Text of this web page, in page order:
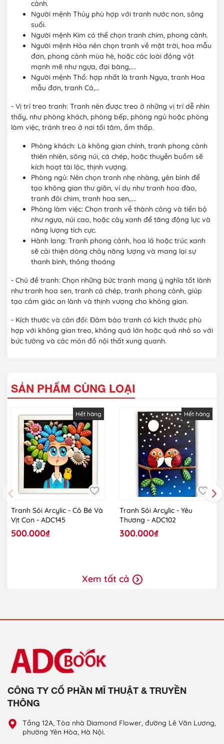
cảnh.
Người mệnh Thủy phù hợp với tranh nước non, sông
suối.
Người mệnh Kim có thể chọn tranh chim, phong cảnh.
Người mệnh Hỏa nên chọn tranh về mặt trời, hoa mẫu
đơn, phong cảnh mùa hè, hoặc các loài động vật
mạnh mẽ như ngựa, đại bàng,....
Người mệnh Thổ: hợp nhất là tranh Ngựa, tranh Hoa
mẫu đơn, tranh Cá,…
- Vị trí treo tranh: Tranh nên được treo ở những vị trí dễ nhìn
thấy, như phòng khách, phòng bếp, phòng ngủ hoặc phòng
làm việc, tránh treo ở nơi tối tăm, ẩm thấp.
Phòng khách: Là không gian chính, tranh phong cảnh
thiên nhiên, sông núi, cá chép, hoặc thuyền buồm sẽ
kích hoạt tài lộc, thịnh vượng.
Phòng ngủ: Nên chọn tranh nhẹ nhàng, yên bình để
tạo không gian thư giãn, ví dụ như tranh hoa đào,
tranh đôi chim, tranh hoa sen,....
Phòng làm việc: Chọn tranh về thành công và tiến bộ
như ngựa, núi cao, hoặc cây xanh để tăng động lực và
năng lượng tích cực.
Hành lang: Tranh phong cảnh, hoa lá hoặc trúc xanh
sẽ cải thiện dòng chảy năng lượng và mang lại sự
thanh bình, thông thoáng
- Chủ đề tranh: Chọn những bức tranh mang ý nghĩa tốt lành
như tranh hoa sen, tranh cá chép, tranh phong cảnh, giúp
tạo cảm giác an lành và thịnh vượng cho không gian.
- Kích thước và cân đối: Đảm bảo tranh có kích thước phù
hợp với không gian treo, không quá lớn hoặc quá nhỏ so với
bức tường và các món đồ nội thất xung quanh.
SẢN PHẨM CÙNG LOẠI
Hết hàng
Tranh Sỏi Arcylic - Cô Bé Và
Vịt Con - ADC145
500.000₫
Hết hàng
Tranh Sỏi Arcylic - Yêu
Thương - ADC102
300.000₫
Xem tất cả
CÔNG TY CỔ PHẦN MĨ THUẬT & TRUYỀN
THÔNG
Tầng 12A, Tòa nhà Diamond Flower, đường Lê Văn Lương,
phường Yên Hòa, Hà Nội.